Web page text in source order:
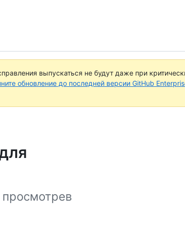
выпускаться не будут даже при
обновление до последней версии GitHub
просмотрев